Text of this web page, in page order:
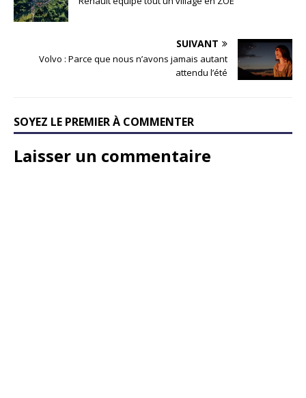
SUIVANT
Volvo : Parce que nous n’avons jamais autant
attendu l’été
SOYEZ LE PREMIER À COMMENTER
Laisser un commentaire